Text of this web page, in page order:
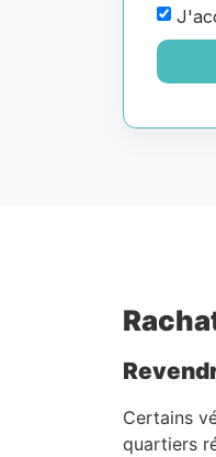
Certains
quartiers